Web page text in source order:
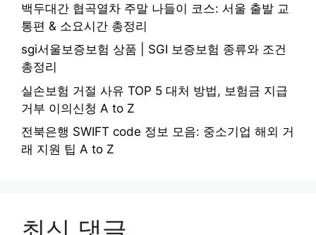
백두대간 협곡열차 주말 나들이 코스: 서울 출발 교
통편 & 소요시간 총정리
sgi서울보증보험 상품 | SGI 보증보험 종류와 조건
총정리
실손보험 거절 사유 TOP 5 대처 방법, 보험금 지급
거부 이의신청 A to Z
전북은행 SWIFT code 정보 모음: 중소기업 해외 거
래 지원 팁 A to Z